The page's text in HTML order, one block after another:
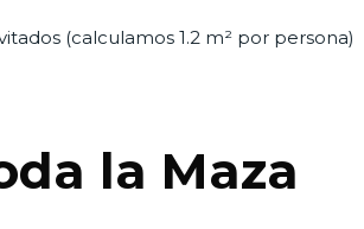
(calculamos 1.2 m² por persona)
la Maza